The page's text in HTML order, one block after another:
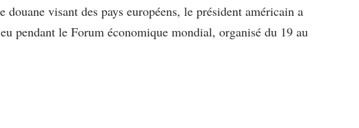
visant des pays européens, le président américain a
pendant le Forum économique mondial, organisé du 19 au